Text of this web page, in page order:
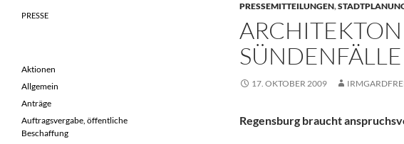
PRESSEMITTEILUNGEN,
SÜNDENFÄLLE
17. OKTOBER 2009
Regensburg braucht
PRESSE
Aktionen
Allgemein
Anträge
Auftragsvergabe, öffentliche
Beschaffung